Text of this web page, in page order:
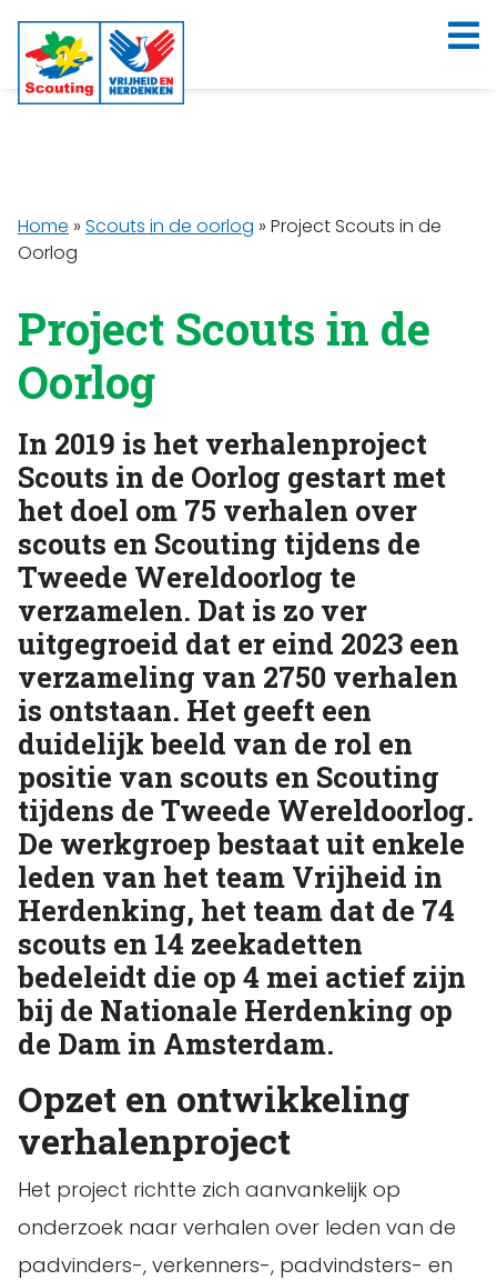
Home » Scouts in de oorlog » Project Scouts in de
Oorlog
Project Scouts in de
Oorlog
In 2019 is het verhalenproject
Scouts in de Oorlog gestart met
het doel om 75 verhalen over
scouts en Scouting tijdens de
Tweede Wereldoorlog te
verzamelen. Dat is zo ver
uitgegroeid dat er eind 2023 een
verzameling van 2750 verhalen
is ontstaan. Het geeft een
duidelijk beeld van de rol en
positie van scouts en Scouting
tijdens de Tweede Wereldoorlog.
De werkgroep bestaat uit enkele
leden van het team Vrijheid in
Herdenking, het team dat de 74
scouts en 14 zeekadetten
bedeleidt die op 4 mei actief zijn
bij de Nationale Herdenking op
de Dam in Amsterdam.
Opzet en ontwikkeling
verhalenproject
Het project richtte zich aanvankelijk op
onderzoek naar verhalen over leden van de
padvinders-, verkenners-, padvindsters- en